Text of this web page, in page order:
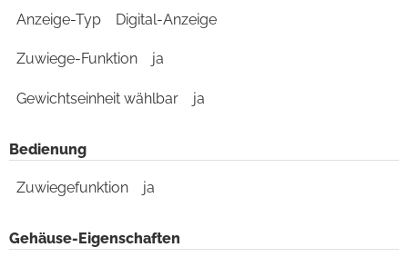
Anzeige-Typ Digital-Anzeige
Zuwiege-Funktion ja
Gewichtseinheit wählbar ja
Bedienung
Zuwiegefunktion ja
Gehäuse-Eigenschaften